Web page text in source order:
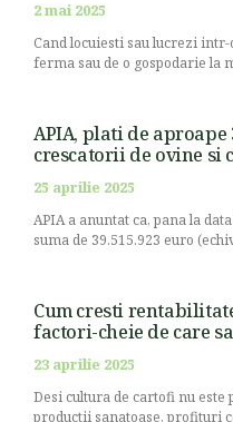
2 mai 2025
Cand locuiesti sau lucrezi
ferma sau de o gospodarie la
APIA, plati de
crescatorii de ovine si
25 aprilie 2025
APIA a anuntat ca, pana la
suma de 39.515.923 euro
Cum cresti
factori-cheie de care
23 aprilie 2025
Desi cultura de cartofi nu
productii sanatoase, profituri